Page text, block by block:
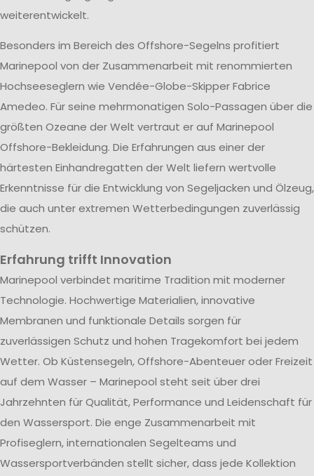
weiterentwickelt.
Besonders im Bereich des Offshore-Segelns profitiert
Marinepool von der Zusammenarbeit mit renommierten
Hochseeseglern wie Vendée-Globe-Skipper Fabrice
Amedeo. Für seine mehrmonatigen Solo-Passagen über die
größten Ozeane der Welt vertraut er auf Marinepool
Offshore-Bekleidung. Die Erfahrungen aus einer der
härtesten Einhandregatten der Welt liefern wertvolle
Erkenntnisse für die Entwicklung von Segeljacken und Ölzeug,
die auch unter extremen Wetterbedingungen zuverlässig
schützen.
Erfahrung trifft Innovation
Marinepool verbindet maritime Tradition mit moderner
Technologie. Hochwertige Materialien, innovative
Membranen und funktionale Details sorgen für
zuverlässigen Schutz und hohen Tragekomfort bei jedem
Wetter. Ob Küstensegeln, Offshore-Abenteuer oder Freizeit
auf dem Wasser – Marinepool steht seit über drei
Jahrzehnten für Qualität, Performance und Leidenschaft für
den Wassersport. Die enge Zusammenarbeit mit
Profiseglern, internationalen Segelteams und
Wassersportverbänden stellt sicher, dass jede Kollektion